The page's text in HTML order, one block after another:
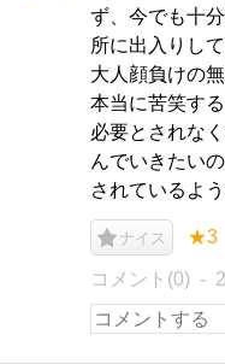
ず、今でも十
所に出入りし
大人顔負けの
本当に苦笑す
必要とされな
んでいきたい
されているよ
ナイス ★3
コメント(0)